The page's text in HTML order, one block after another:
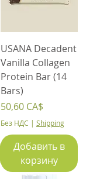
USANA Decadent
Vanilla Collagen
Protein Bar (14
Bars)
Цена
50,60 CA$
Без НДС | Shipping
Добавить в
корзину